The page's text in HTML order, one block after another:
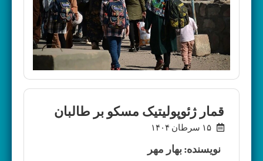
قمار ژئوپولیتیک مسکو بر طالبان
نویسنده: بهار مهر